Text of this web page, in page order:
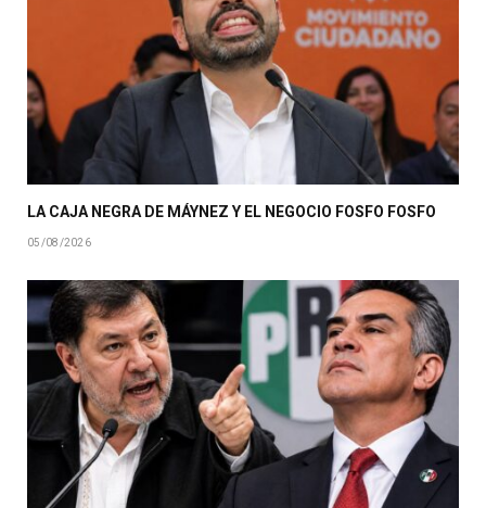
LA CAJA NEGRA DE MÁYNEZ Y EL NEGOCIO FOSFO FOSFO
05/08/2026